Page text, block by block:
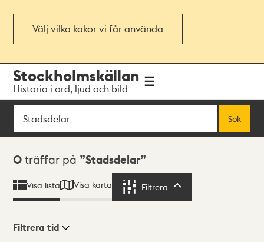
Välj vilka kakor vi får använda
navigationen
huvudinnehållet
Stockholmskällan
Historia i ord, ljud och bild
Sök
Sök
Sökresultat
0 träffar på Stadsdelar
Visa lista Visa karta Filtrera
Filtrera tid